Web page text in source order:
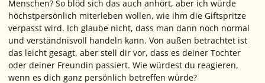
Menschen? So blöd sich das auch anhört, aber ich würde
höchstpersönlich miterleben wollen, wie ihm die Giftspritze
verpasst wird. Ich glaube nicht, dass man dann noch normal
und verständnisvoll handeln kann. Von außen betrachtet ist
das leicht gesagt, aber stell dir vor, dass es deiner Tochter
oder deiner Freundin passiert. Wie würdest du reagieren,
wenn es dich ganz persönlich betreffen würde?